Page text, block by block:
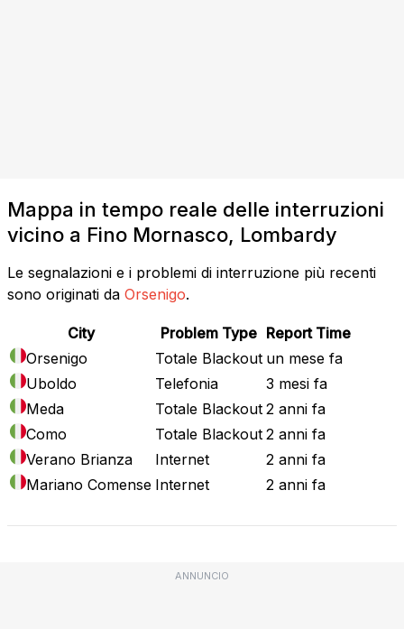
Mappa in tempo reale delle interruzioni
vicino a Fino Mornasco, Lombardy
Le segnalazioni e i problemi di interruzione più recenti
sono originati da Orsenigo.
City Problem Type Report Time
Orsenigo
Totale Blackout un mese fa
Uboldo
Telefonia
3 mesi fa
Meda
Totale Blackout 2 anni fa
Como
Totale Blackout 2 anni fa
Verano Brianza
Internet
2 anni fa
Mariano Comense Internet 2 anni fa
ANNUNCIO